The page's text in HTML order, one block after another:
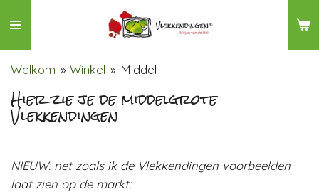
direct
naar
de
hoofdinhoud
Welkom » Winkel » Middel
Hier zie je de middelgrote
Vlekkendingen
NIEUW: net zoals ik de Vlekkendingen voorbeelden
laat zien op de markt: